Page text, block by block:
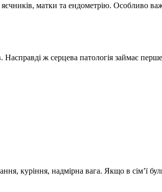
матки та ендометрію. Особливо
ж серцева патологія займає перше
куріння, надмірна вага. Якщо в сім’ї